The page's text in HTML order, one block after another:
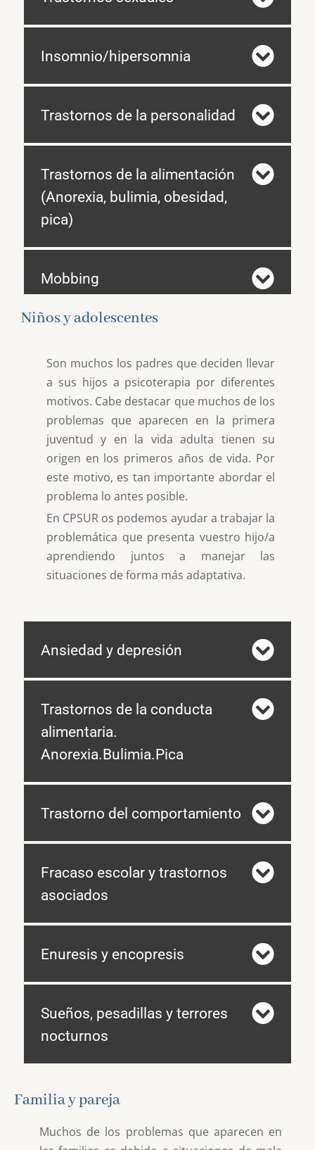
Insomnio/hipersomnia
Trastornos de la personalidad
Trastornos de la alimentación
(Anorexia, bulimia, obesidad,
pica)
Mobbing
relaciones
Niños y adolescentes
Son muchos los padres que deciden llevar
a sus hijos a psicoterapia por diferentes
motivos. Cabe destacar que muchos de los
problemas que aparecen en la primera
juventud y en la vida adulta tienen su
origen en los primeros años de vida. Por
este motivo, es tan importante abordar el
problema lo antes posible.
En CPSUR os podemos ayudar a trabajar la
problemática que presenta vuestro hijo/a
aprendiendo juntos a manejar las
situaciones de forma más adaptativa.
Ansiedad y depresión
Trastornos de la conducta
alimentaria.
Anorexia.Bulimia.Pica
Trastorno del comportamiento
Fracaso escolar y trastornos
asociados
Enuresis y encopresis
Sueños, pesadillas y terrores
nocturnos
Familia y pareja
Muchos de los problemas que aparecen en